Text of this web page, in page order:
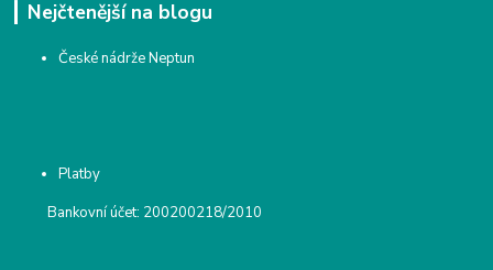
Nejčtenější na blogu
České nádrže Neptun
Platby
Bankovní účet: 200200218/2010